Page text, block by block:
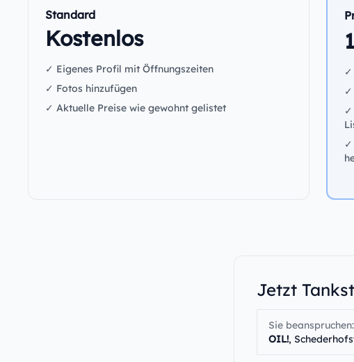
Standard
Kostenlos
✓ Eigenes Profil mit Öffnungszeiten
✓ Fotos hinzufügen
✓ Aktuelle Preise wie gewohnt gelistet
✓
✓
✓
✓
Jetzt
Sie beanspruchen:
OIL!,